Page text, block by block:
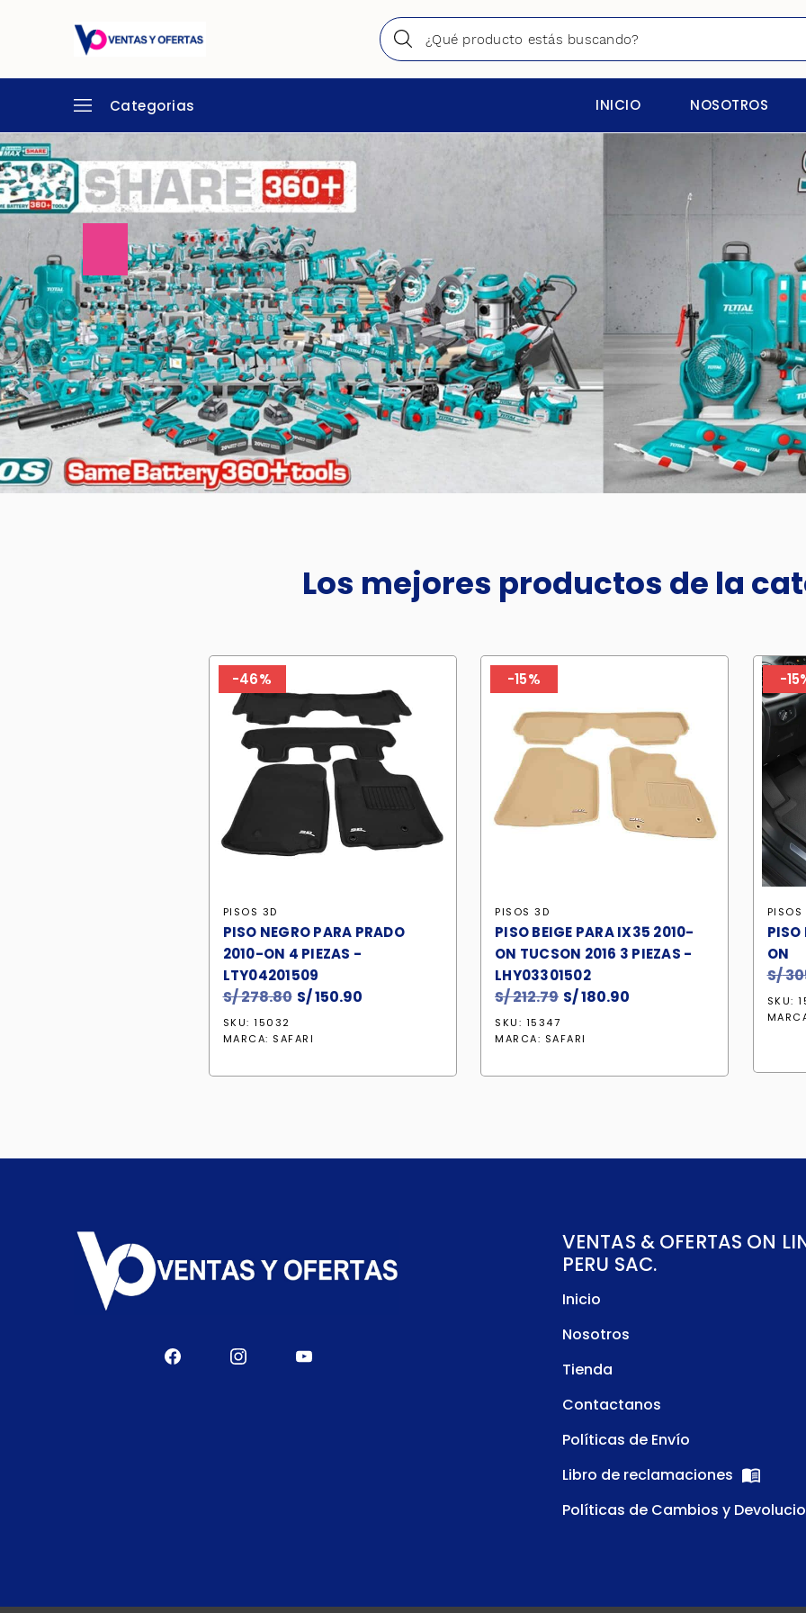
Categorias INICIO NOSOTROS
Los mejores productos de la
-46%
PISOS 3D
PISO NEGRO PARA PRADO
2010-ON 4 PIEZAS -
LTY04201509
S/278.80 El
original
S/ 278.80.
S/150.90
S/ 150.90.
SKU: 15032
MARCA: SAFARI
-15%
PISOS 3D
PISO BEIGE PARA IX35 2010-
ON TUCSON 2016 3 PIEZAS -
LHY03301502
S/212.79 El
original
S/ 212.79.
S/180.90
S/ 180.90.
SKU: 15347
MARCA: SAFARI
-
PISOS
PISO
ON
S/
SKU:
VENTAS & OFERTAS ON
PERU SAC.
Inicio
Nosotros
Tienda
Contactanos
Políticas de Envío
Libro de reclamaciones
Políticas de Cambios y